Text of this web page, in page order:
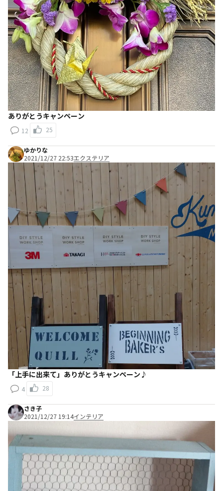
ありがとうキャンペーン
12 25
ゆかりな
2021/12/27 22:53エクステリア
「上手に出来て」ありがとうキャンペーン♪
4 28
さき子
2021/12/27 19:14インテリア